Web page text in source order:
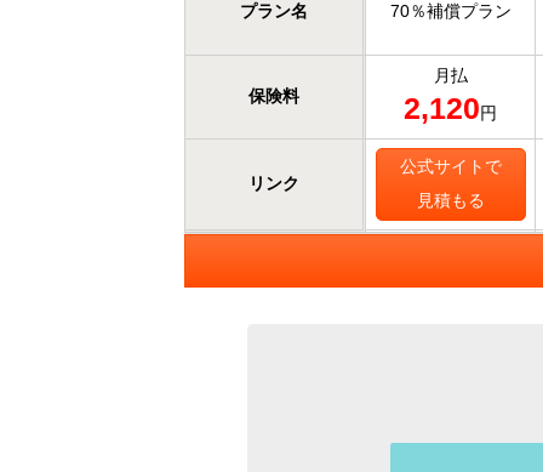
プラン名 70％補償プラン
保険料
月払
2,120円
リンク
公式サイトで
見積もる